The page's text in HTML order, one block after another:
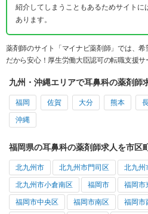
紹介してしまうこともあるためサイトに
あります。
薬剤師のサイト「マイナビ薬剤師」では、
だから安心！厚生労働大臣認可の転職支援サ
九州・沖縄エリアで耳鼻科の薬剤師
福岡 佐賀 大分 熊本
沖縄
福岡県の耳鼻科の薬剤師求人を市区
北九州市 北九州市門司区 北九州
北九州市小倉南区 福岡市 福岡市
福岡市中央区 福岡市南区 福岡市